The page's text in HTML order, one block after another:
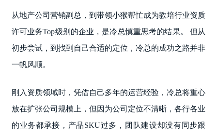
从地产公司营销副总，到带领小猴帮忙成为教培行业资质
许可业务Top级别的企业，是冷总慎重思考的结果。 但从
初步尝试，到找到自己合适的定位，冷总的成功之路并非
一帆风顺。
刚入资质领域时，凭借自己多年的运营经验，冷总将重心
放在扩张公司规模上，但因为公司定位不清晰，各行各业
的业务都承接，产品SKU过多，团队建设却没有同步跟